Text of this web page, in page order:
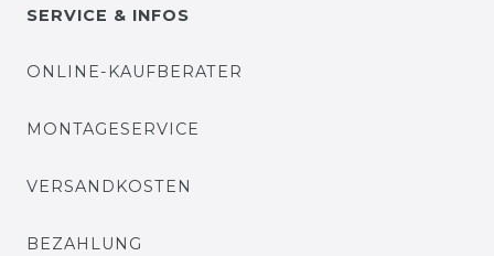
SERVICE & INFOS
ONLINE-KAUFBERATER
MONTAGESERVICE
VERSANDKOSTEN
BEZAHLUNG